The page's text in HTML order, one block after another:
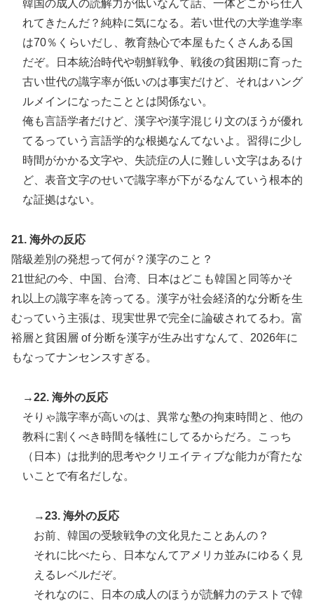
韓国の成人の読解力が低いなんて話、一体どこから仕入
れてきたんだ？純粋に気になる。若い世代の大学進学率
は70％くらいだし、教育熱心で本屋もたくさんある国
だぞ。日本統治時代や朝鮮戦争、戦後の貧困期に育った
古い世代の識字率が低いのは事実だけど、それはハング
ルメインになったこととは関係ない。
俺も言語学者だけど、漢字や漢字混じり文のほうが優れ
てるっていう言語学的な根拠なんてないよ。習得に少し
時間がかかる文字や、失読症の人に難しい文字はあるけ
ど、表音文字のせいで識字率が下がるなんていう根本的
な証拠はない。
21. 海外の反応
階級差別の発想って何が？漢字のこと？
21世紀の今、中国、台湾、日本はどこも韓国と同等かそ
れ以上の識字率を誇ってる。漢字が社会経済的な分断を生
むっていう主張は、現実世界で完全に論破されてるわ。富
裕層と貧困層 of 分断を漢字が生み出すなんて、2026年に
もなってナンセンスすぎる。
→22. 海外の反応
そりゃ識字率が高いのは、異常な塾の拘束時間と、他の
教科に割くべき時間を犠牲にしてるからだろ。こっち
（日本）は批判的思考やクリエイティブな能力が育たな
いことで有名だしな。
→23. 海外の反応
お前、韓国の受験戦争の文化見たことあんの？
それに比べたら、日本なんてアメリカ並みにゆるく見
えるレベルだぞ。
それなのに、日本の成人のほうが読解力のテストで韓